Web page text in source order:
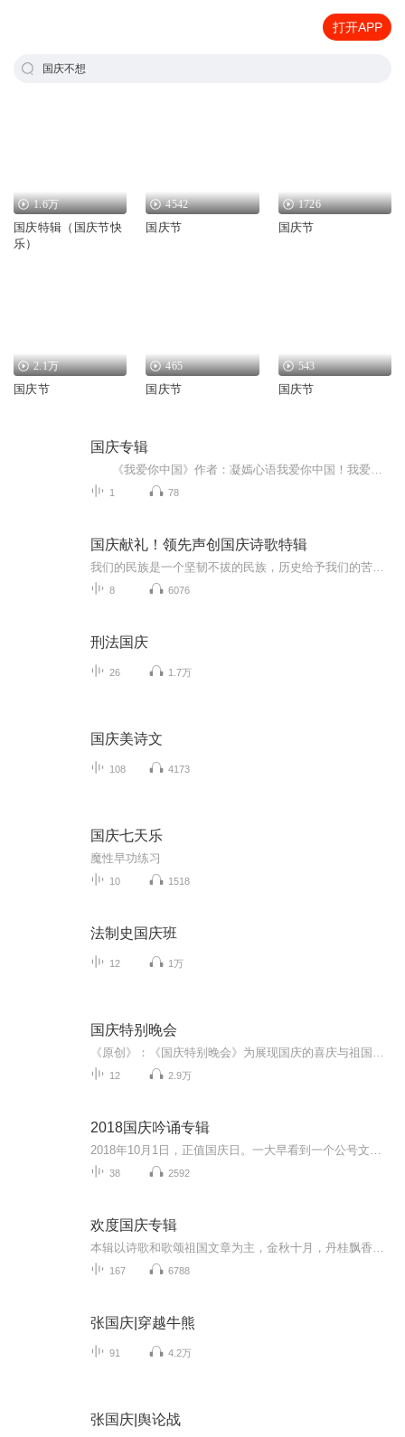
打开APP
国庆不想
1.6万
国庆特辑（国庆节快
乐）
4542
国庆节
1726
国庆节
2.1万
国庆节
465
国庆节
543
国庆节
国庆专辑
1 78
国庆献礼！领先声创国庆诗歌特辑
8 6076
刑法国庆
26 1.7万
国庆美诗文
108 4173
国庆七天乐
魔性早功练习
10 1518
法制史国庆班
12 1万
国庆特别晚会
12 2.9万
2018国庆吟诵专辑
38 2592
欢度国庆专辑
167 6788
张国庆|穿越牛熊
91 4.2万
张国庆|舆论战